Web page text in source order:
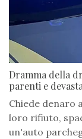
Dramma della
parenti e
Chiede denaro
loro rifiuto,
un'auto